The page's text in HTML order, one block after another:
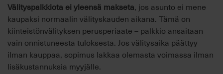
Välityspalkkiota ei yleensä makseta, jos asunto ei mene
kaupaksi normaalin välityskauden aikana. Tämä on
kiinteistönvälityksen perusperiaate – palkkio ansaitaan
vain onnistuneesta tuloksesta. Jos välitysaika päättyy
ilman kauppaa, sopimus lakkaa olemasta voimassa ilman
lisäkustannuksia myyjälle.